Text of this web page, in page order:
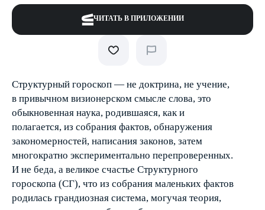
ЧИТАТЬ В ПРИЛОЖЕНИИ
Структурный гороскоп — не доктрина, не учение,
в привычном визионерском смысле слова, это
обыкновенная наука, родившаяся, как и
полагается, из собрания фактов, обнаружения
закономерностей, написания законов, затем
многократно экспериментально перепроверенных.
И не беда, а великое счастье Структурного
гороскопа (СГ), что из собрания маленьких фактов
родилась грандиозная система, могучая теория,